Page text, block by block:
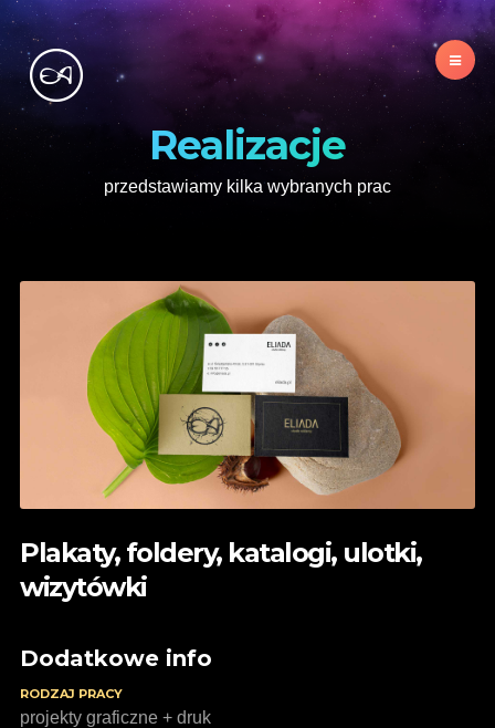
Realizacje
przedstawiamy kilka wybranych prac
Plakaty, foldery, katalogi, ulotki,
wizytówki
Dodatkowe info
RODZAJ PRACY
projekty graficzne + druk